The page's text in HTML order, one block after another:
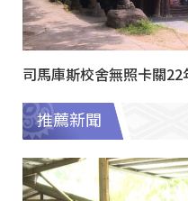
司馬庫斯校舍無照卡關
推薦新聞